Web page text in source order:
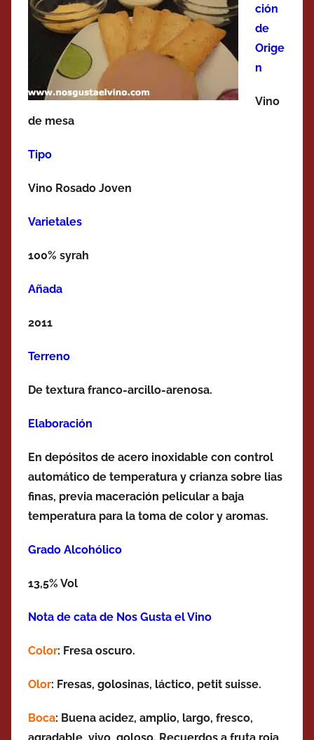
ción
de
Orige
n
Vino
de mesa
Tipo
Vino Rosado Joven
Varietales
100% syrah
Añada
2011
Terreno
De textura franco-arcillo-arenosa.
Elaboración
En depósitos de acero inoxidable con control
automático de temperatura y crianza sobre lias
finas, previa maceración pelicular a baja
temperatura para la toma de color y aromas.
Grado Alcohólico
13,5% Vol
Nota de cata de Nos Gusta el Vino
Color: Fresa oscuro.
Olor: Fresas, golosinas, láctico, petit suisse.
Boca: Buena acidez, amplio, largo, fresco,